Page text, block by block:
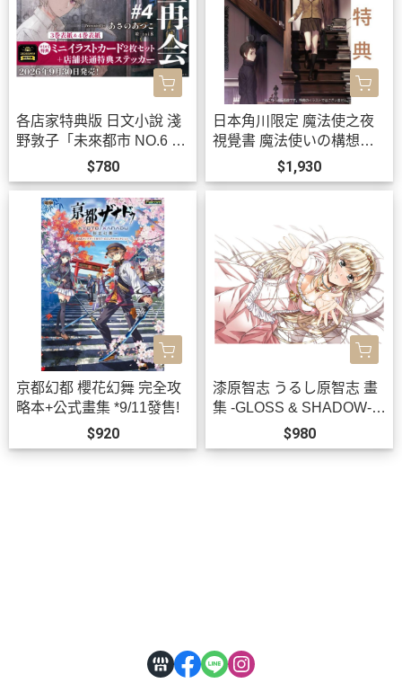
各店家特典版 日文小說 淺
野敦子「未來都市 NO.6 再
會 #4」 *9/30發售!
$780
日本角川限定 魔法使之夜
視覺書 魔法使いの構想形
而 *11/20發售!
$1,930
京都幻都 櫻花幻舞 完全攻
略本+公式畫集 *9/11發售!
$920
漆原智志 うるし原智志 畫
集 -GLOSS & SHADOW-
畫冊 作品集 *9/28發售!
$980